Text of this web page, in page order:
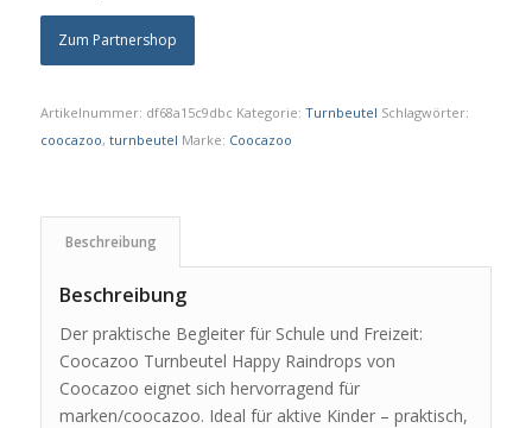
Zum Partnershop
Artikelnummer: df68a15c9dbc Kategorie: Turnbeutel Schlagwörter:
coocazoo, turnbeutel Marke: Coocazoo
Beschreibung
Beschreibung
Der praktische Begleiter für Schule und Freizeit:
Coocazoo Turnbeutel Happy Raindrops von
Coocazoo eignet sich hervorragend für
marken/coocazoo. Ideal für aktive Kinder – praktisch,